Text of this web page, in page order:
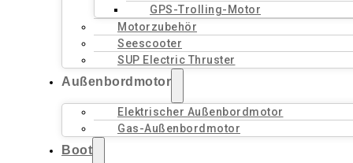
GPS-Trolling-Motor
Motorzubehör
Seescooter
SUP Electric Thruster
Außenbordmotor
Elektrischer Außenbordmotor
Gas-Außenbordmotor
Boot